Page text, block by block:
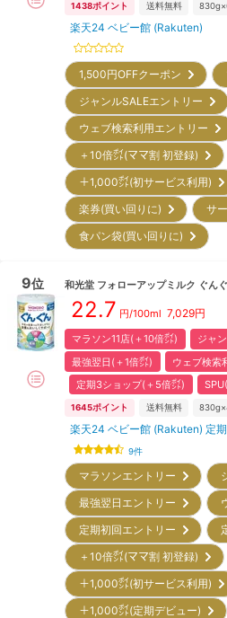
1438ポイント 送料無料
楽天24 ベビー館 (Rakuten)
1,500円OFFクーポン
ジャンルSALEエントリー
ウェブ検索利用エントリー
＋10倍㌽(ママ割 初登録)
＋1,000㌽(初サービス利用)
楽券(買い回りに)
サ
食パン袋(買い回りに)
9位 和光堂 フォローアップミルク ぐん
22.7 円/100ml 7,029円
マラソン11店(＋10倍㌽)
ジャ
最強翌日(＋1倍㌽)
ウェブ検索
定期3ショップ(＋5倍㌽)
1645ポイント 送料無料
楽天24 ベビー館 (Rakuten) 定期
9件
マラソンエントリー
最強翌日エントリー
定期初回エントリー
＋10倍㌽(ママ割 初登録)
＋1,000㌽(初サービス利用)
＋1,000㌽(定期デビュー)